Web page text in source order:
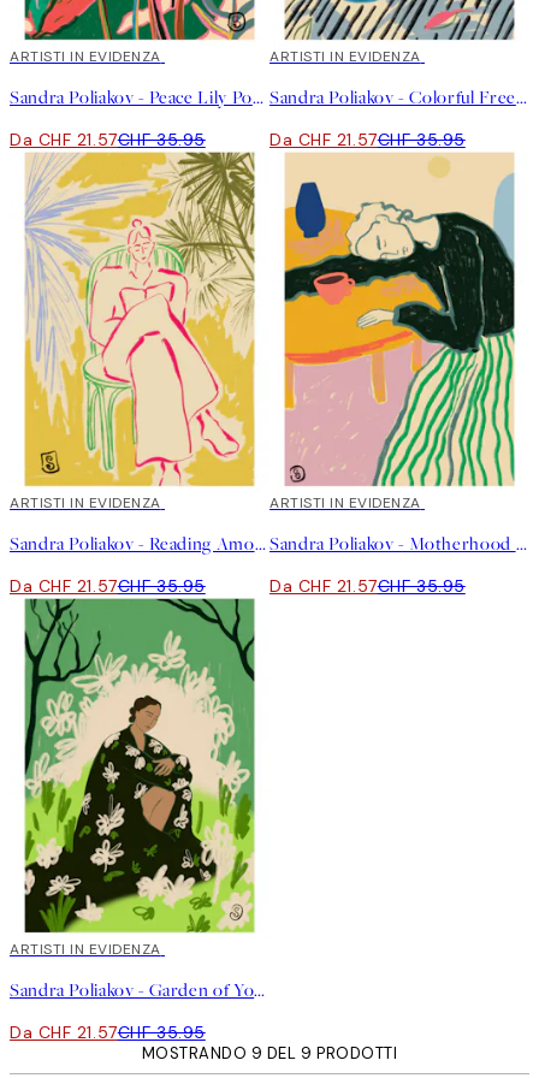
40%*
ARTISTI IN EVIDENZA
Sandra Poliakov - Peace Lily Poster
Da CHF 21.57CHF 35.95
40%*
ARTISTI IN EVIDENZA
Sandra Poliakov - Colorful Freedom Poster
Da CHF 21.57CHF 35.95
40%*
ARTISTI IN EVIDENZA
Sandra Poliakov - Reading Among Palm Trees Poster
Da CHF 21.57CHF 35.95
40%*
ARTISTI IN EVIDENZA
Sandra Poliakov - Motherhood Poster
Da CHF 21.57CHF 35.95
40%*
ARTISTI IN EVIDENZA
Sandra Poliakov - Garden of You Poster
Da CHF 21.57CHF 35.95
MOSTRANDO 9 DEL 9 PRODOTTI